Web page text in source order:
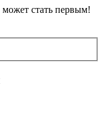
стать первым!